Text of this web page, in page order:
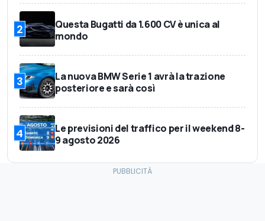
2
Questa Bugatti da 1.600 CV è unica al
mondo
3
La nuova BMW Serie 1 avrà la trazione
posteriore e sarà così
4
Le previsioni del traffico per il weekend 8-
9 agosto 2026